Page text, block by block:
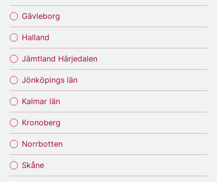
Gävleborg
Halland
Jämtland Härjedalen
Jönköpings län
Kalmar län
Kronoberg
Norrbotten
Skåne